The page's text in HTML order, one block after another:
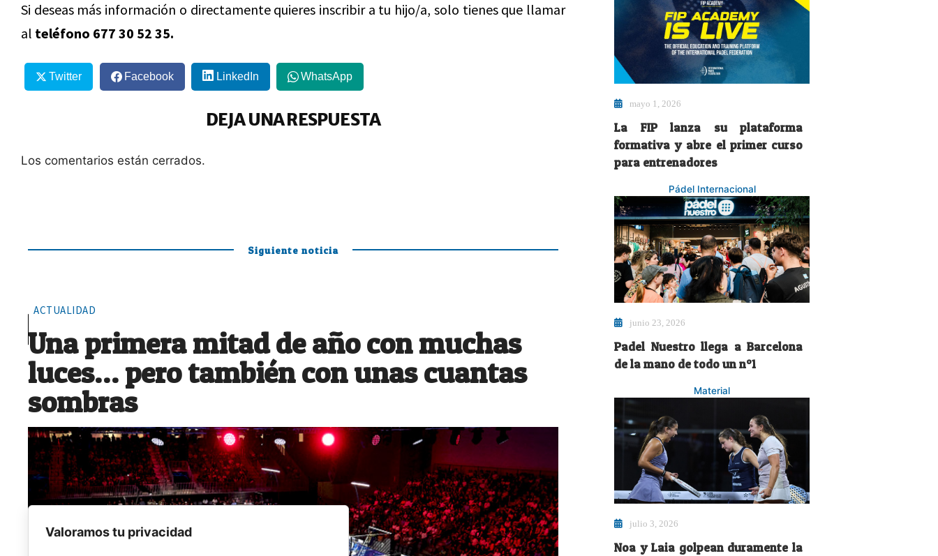
Si deseas más información o directamente quieres inscribir a tu hijo/a, solo tienes que llamar
al teléfono 677 30 52 35.
Twitter Facebook LinkedIn WhatsApp
DEJA UNA RESPUESTA
Los comentarios están cerrados.
Siguiente noticia
ACTUALIDAD
Una primera mitad de año con muchas
luces… pero también con unas cuantas
sombras
mayo 1, 2026
La FIP lanza su plataforma
formativa y abre el primer curso
para entrenadores
Pádel Internacional
junio 23, 2026
Padel Nuestro llega a Barcelona
de la mano de todo un nº1
Material
julio 3, 2026
Noa y Laia golpean duramente la
Valoramos tu privacidad